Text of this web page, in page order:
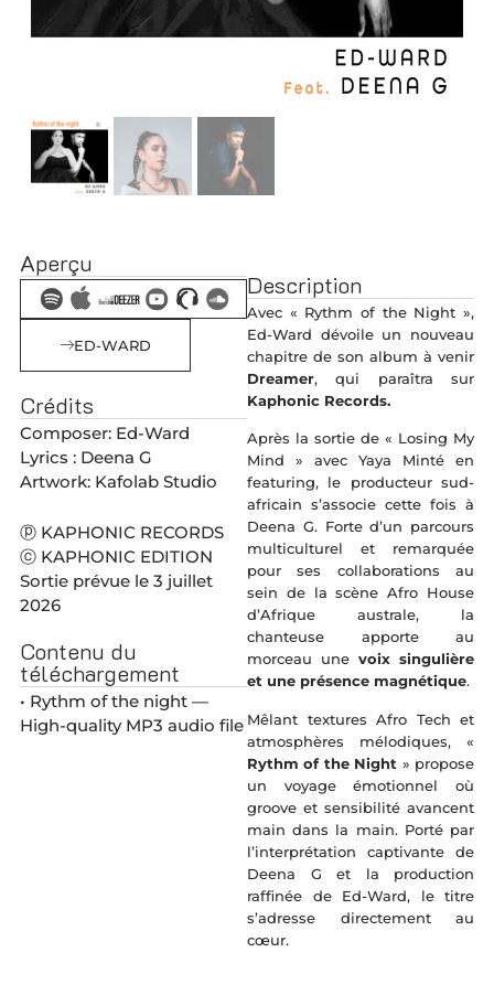
Aperçu
ED-WARD
Crédits
Composer: Ed-Ward
Lyrics : Deena G
Artwork: Kafolab Studio
ⓟ KAPHONIC RECORDS
ⓒ KAPHONIC EDITION
Sortie prévue le 3 juillet
2026
Contenu du
téléchargement
• Rythm of the night —
High-quality MP3 audio file
Description
Avec « Rythm of the Night »,
Ed-Ward dévoile un nouveau
chapitre de son album à venir
Dreamer, qui paraîtra sur
Kaphonic Records.
Après la sortie de « Losing My
Mind » avec Yaya Minté en
featuring, le producteur sud-
africain s’associe cette fois à
Deena G. Forte d’un parcours
multiculturel et remarquée
pour ses collaborations au
sein de la scène Afro House
d’Afrique australe, la
chanteuse apporte au
morceau unevoix singulière
et une présence magnétique.
Mêlant textures Afro Tech et
atmosphères mélodiques, «
Rythm of the Night » propose
un voyage émotionnel où
groove et sensibilité avancent
main dans la main. Porté par
l’interprétation captivante de
Deena G et la production
raffinée de Ed-Ward, le titre
s’adresse directement au
cœur.